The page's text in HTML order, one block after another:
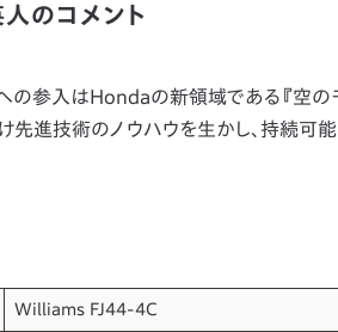
のコメント
の参入はHondaの新領域である『空の
先進技術のノウハウを生かし、持続可
Williams FJ44-4C